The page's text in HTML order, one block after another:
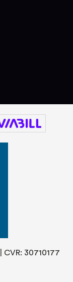
CVR: 30710177